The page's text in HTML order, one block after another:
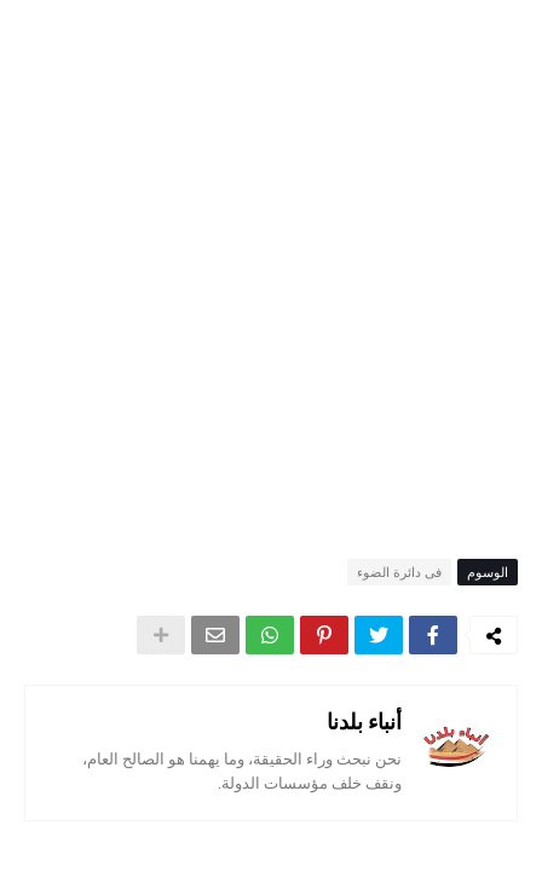
الوسوم فى دائرة الضوء
أنباء بلدنا
نحن نبحث وراء الحقيقة، وما يهمنا هو الصالح العام،
ونقف خلف مؤسسات الدولة.